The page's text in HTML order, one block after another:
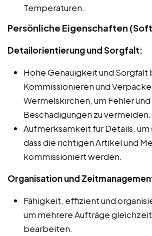
Temperaturen.
Persönliche Eigenschaften
Detailorientierung und Sorgfalt:
Hohe Genauigkeit und Sorgfalt
Kommissionieren und
Wermelskirchen, um Fehler und
Beschädigungen zu vermeiden.
Aufmerksamkeit für Details,
dass die richtigen Artikel und
kommissioniert werden.
Organisation und
Fähigkeit, effizient und
um mehrere Aufträge
bearbeiten.